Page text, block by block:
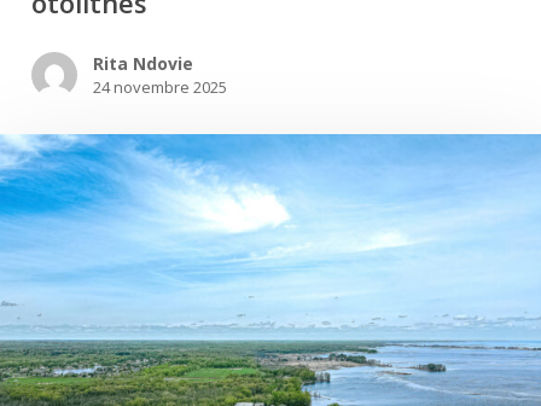
Rita Ndovie
24 novembre 2025